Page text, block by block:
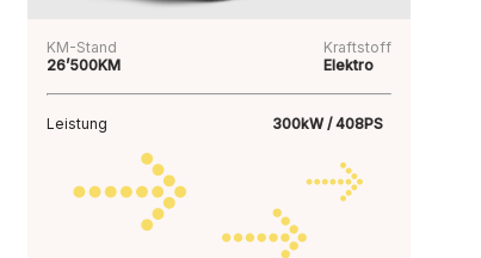
KM-Stand
26’500KM
Kraftstoff
Elektro
Leistung 300kW / 408PS